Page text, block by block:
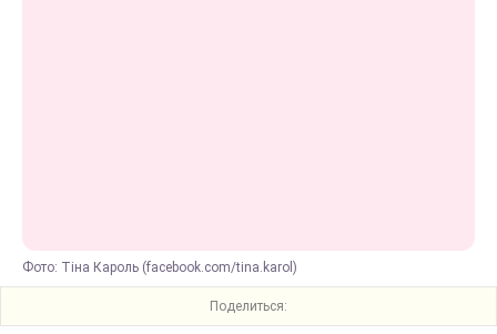
Фото: Тіна Кароль (facebook.com/tina.karol)
Поделиться: